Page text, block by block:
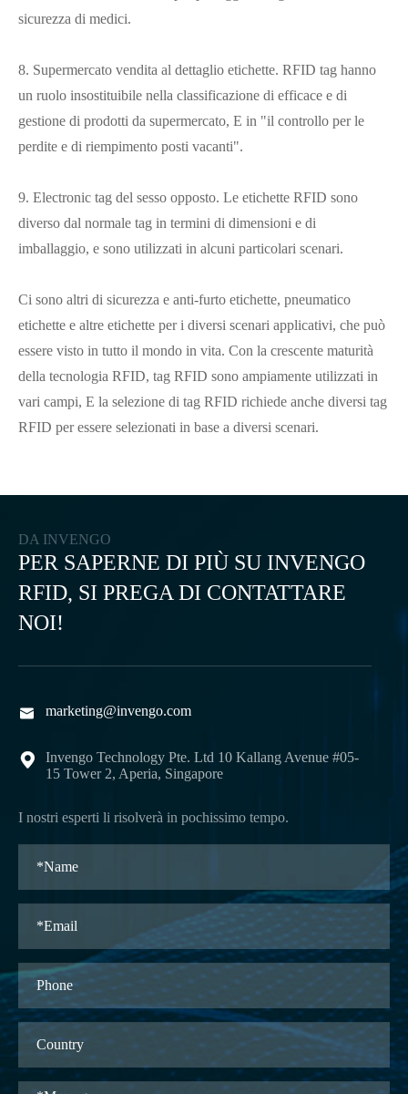
sicurezza di medici.
8. Supermercato vendita al dettaglio etichette. RFID tag hanno
un ruolo insostituibile nella classificazione di efficace e di
gestione di prodotti da supermercato, E in "il controllo per le
perdite e di riempimento posti vacanti".
9. Electronic tag del sesso opposto. Le etichette RFID sono
diverso dal normale tag in termini di dimensioni e di
imballaggio, e sono utilizzati in alcuni particolari scenari.
Ci sono altri di sicurezza e anti-furto etichette, pneumatico
etichette e altre etichette per i diversi scenari applicativi, che può
essere visto in tutto il mondo in vita. Con la crescente maturità
della tecnologia RFID, tag RFID sono ampiamente utilizzati in
vari campi, E la selezione di tag RFID richiede anche diversi tag
RFID per essere selezionati in base a diversi scenari.
DA INVENGO
PER SAPERNE DI PIÙ SU INVENGO
RFID, SI PREGA DI CONTATTARE
NOI!
 marketing@invengo.com

Invengo Technology Pte. Ltd 10 Kallang Avenue #05-
15 Tower 2, Aperia, Singapore
I nostri esperti li risolverà in pochissimo tempo.